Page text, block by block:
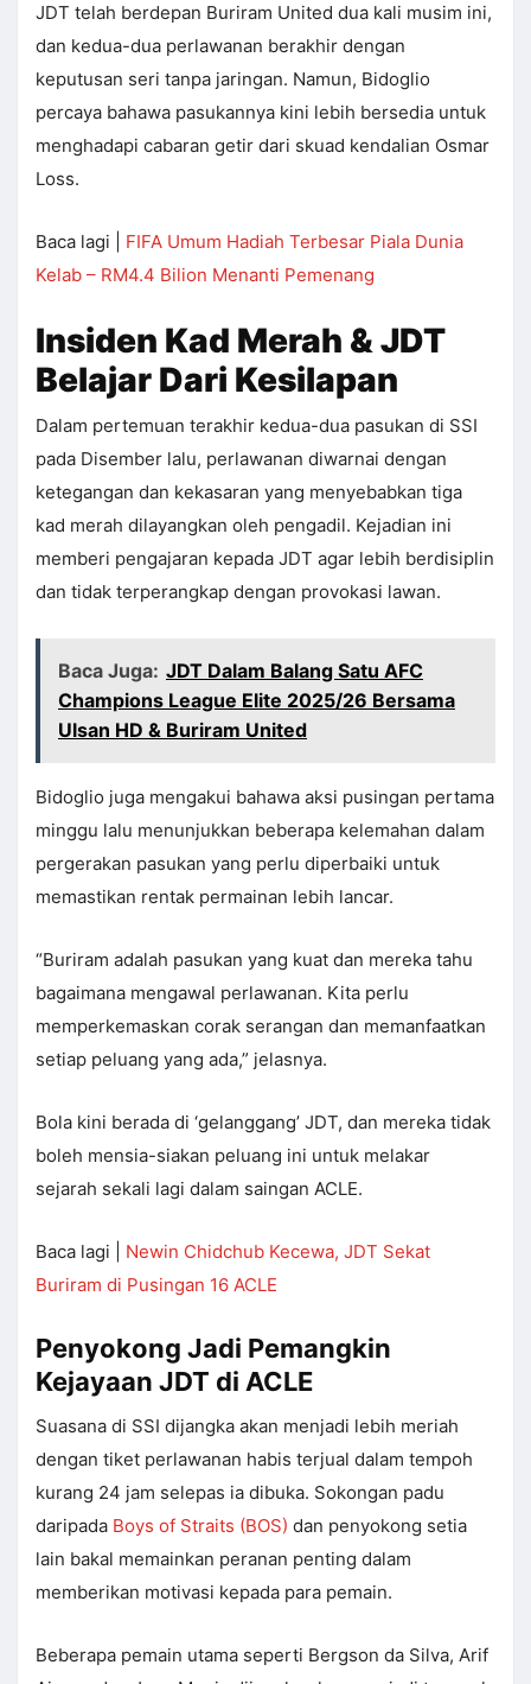
JDT telah berdepan Buriram United dua kali musim ini,
dan kedua-dua perlawanan berakhir dengan
keputusan seri tanpa jaringan. Namun, Bidoglio
percaya bahawa pasukannya kini lebih bersedia untuk
menghadapi cabaran getir dari skuad kendalian Osmar
Loss.
Baca lagi | FIFA Umum Hadiah Terbesar Piala Dunia
Kelab – RM4.4 Bilion Menanti Pemenang
Insiden Kad Merah & JDT
Belajar Dari Kesilapan
Dalam pertemuan terakhir kedua-dua pasukan di SSI
pada Disember lalu, perlawanan diwarnai dengan
ketegangan dan kekasaran yang menyebabkan tiga
kad merah dilayangkan oleh pengadil. Kejadian ini
memberi pengajaran kepada JDT agar lebih berdisiplin
dan tidak terperangkap dengan provokasi lawan.
Baca Juga: JDT Dalam Balang Satu AFC
Champions League Elite 2025/26 Bersama
Ulsan HD & Buriram United
Bidoglio juga mengakui bahawa aksi pusingan pertama
minggu lalu menunjukkan beberapa kelemahan dalam
pergerakan pasukan yang perlu diperbaiki untuk
memastikan rentak permainan lebih lancar.
“Buriram adalah pasukan yang kuat dan mereka tahu
bagaimana mengawal perlawanan. Kita perlu
memperkemaskan corak serangan dan memanfaatkan
setiap peluang yang ada,” jelasnya.
Bola kini berada di ‘gelanggang’ JDT, dan mereka tidak
boleh mensia-siakan peluang ini untuk melakar
sejarah sekali lagi dalam saingan ACLE.
Baca lagi | Newin Chidchub Kecewa, JDT Sekat
Buriram di Pusingan 16 ACLE
Penyokong Jadi Pemangkin
Kejayaan JDT di ACLE
Suasana di SSI dijangka akan menjadi lebih meriah
dengan tiket perlawanan habis terjual dalam tempoh
kurang 24 jam selepas ia dibuka. Sokongan padu
daripada Boys of Straits (BOS) dan penyokong setia
lain bakal memainkan peranan penting dalam
memberikan motivasi kepada para pemain.
Beberapa pemain utama seperti Bergson da Silva, Arif